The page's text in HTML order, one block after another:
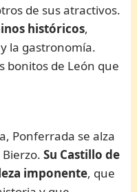
de sus atractivos.
históricos,
la gastronomía.
bonitos de León que
Ponferrada se alza
Bierzo.Su Castillo de
imponente, que